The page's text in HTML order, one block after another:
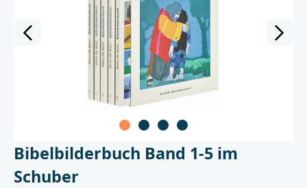
Bibelbilderbuch Band 1-5 im
Schuber